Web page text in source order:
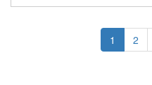
1 2